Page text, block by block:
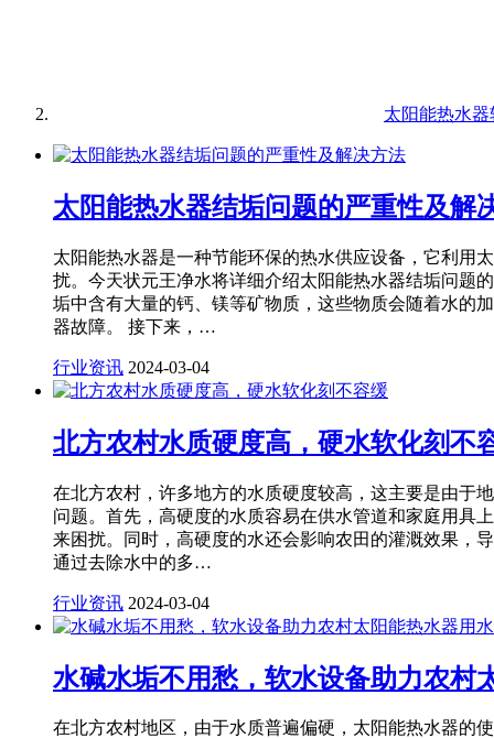
太阳能热水器
太阳能热水器结垢问题的严重性及解
太阳能热水器是一种节能环保的热水供应设备，它利用
扰。今天状元王净水将详细介绍太阳能热水器结垢问题
垢中含有大量的钙、镁等矿物质，这些物质会随着水的
器故障。 接下来，…
行业资讯 2024-03-04
北方农村水质硬度高，硬水软化刻不
在北方农村，许多地方的水质硬度较高，这主要是由于
问题。首先，高硬度的水质容易在供水管道和家庭用具
来困扰。同时，高硬度的水还会影响农田的灌溉效果，
通过去除水中的多…
行业资讯 2024-03-04
水碱水垢不用愁，软水设备助力农村
在北方农村地区，由于水质普遍偏硬，太阳能热水器的